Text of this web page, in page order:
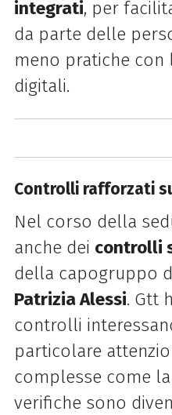
integrati, per
da parte delle
meno pratiche con
digitali.
Controlli rafforzati
Nel corso della
anche dei controlli
della capogruppo
Patrizia Alessi. Gtt
controlli
particolare
complesse come la
verifiche sono